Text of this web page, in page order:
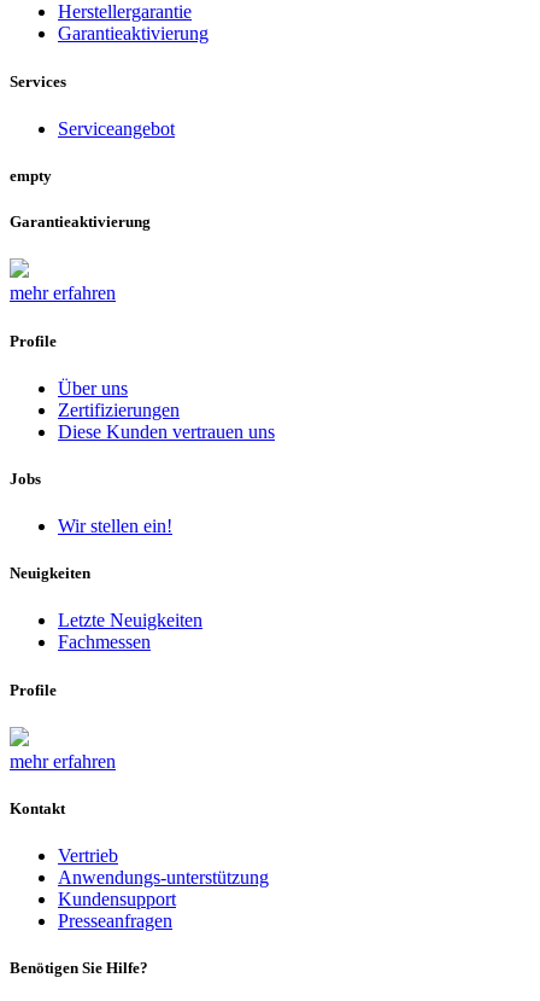
Herstellergarantie
Garantieaktivierung
Services
Serviceangebot
empty
Garantieaktivierung
mehr erfahren
Profile
Über uns
Zertifizierungen
Diese Kunden vertrauen uns
Jobs
Wir stellen ein!
Neuigkeiten
Letzte Neuigkeiten
Fachmessen
Profile
mehr erfahren
Kontakt
Vertrieb
Anwendungs-unterstützung
Kundensupport
Presseanfragen
Benötigen Sie Hilfe?